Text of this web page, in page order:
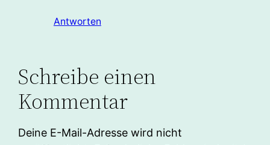
Antworten
Schreibe einen
Kommentar
Deine E-Mail-Adresse wird nicht